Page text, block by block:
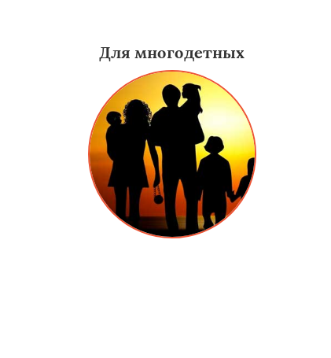
Для многодетных